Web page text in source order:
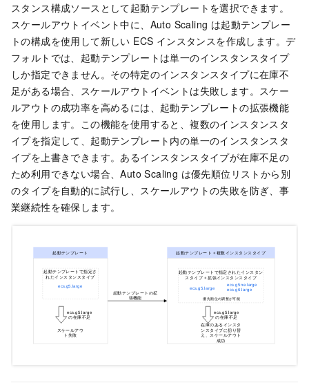
スタンス構成ソースとして起動テンプレートを選択できます。
スケールアウトイベント中に、Auto Scaling は起動テンプレー
トの構成を使用して新しい ECS インスタンスを作成します。デ
フォルトでは、起動テンプレートは単一のインスタンスタイプ
しか指定できません。その特定のインスタンスタイプに在庫不
足がある場合、スケールアウトイベントは失敗します。スケー
ルアウトの成功率を高めるには、起動テンプレートの拡張機能
を使用します。この機能を使用すると、複数のインスタンスタ
イプを指定して、起動テンプレート内の単一のインスタンスタ
イプを上書きできます。あるインスタンスタイプが在庫不足の
ため利用できない場合、Auto Scaling は優先順位リストから別
のタイプを自動的に試行し、スケールアウトの失敗を防ぎ、事
業継続性を確保します。